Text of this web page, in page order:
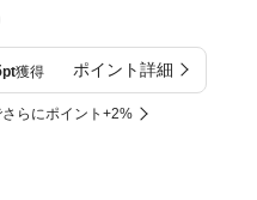
pt獲得 ポイント詳細
らにポイント+2%